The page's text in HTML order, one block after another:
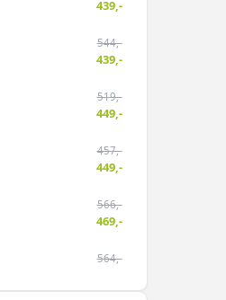
439,-
544,-
439,-
519,-
449,-
457,-
449,-
566,-
469,-
564,-